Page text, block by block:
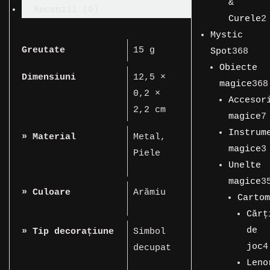
amerindian
Greutate 15 g
Dimensiuni
12,5 ×
0,2 ×
2,2 cm
» Material Metal,
Piele
» Culoare Arămiu
» Tip decorațiune
Simbol
decupat
produse
&
Curele2
2
produse
Mystic
Spot368368
de
Obiecte
magice368
368
de
produse
magice7
7
produse
magice3
3
produse
Unelte
magice
358
de
produse
149
dede
joc4
4